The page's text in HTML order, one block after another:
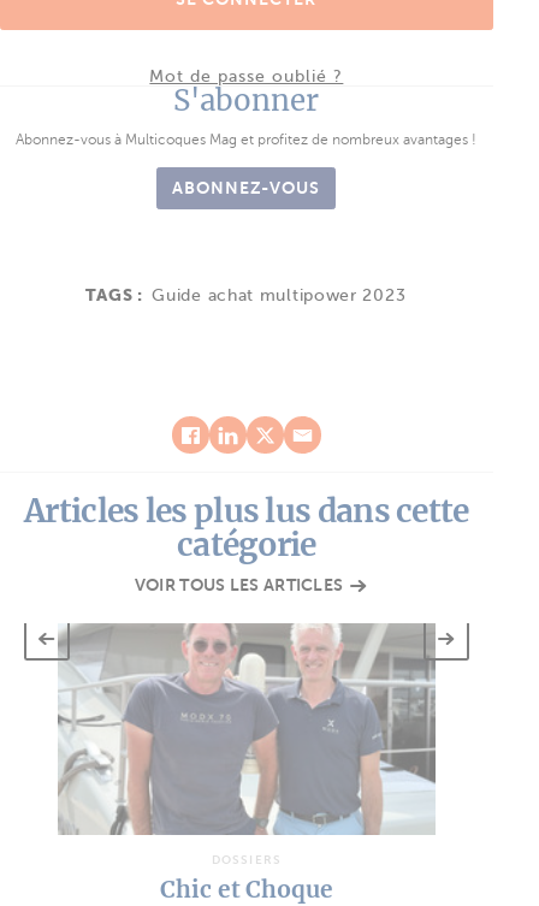
Mot de passe oublié ?
S'abonner
Abonnez-vous à Multicoques Mag et profitez de nombreux avantages !
ABONNEZ-VOUS
TAGS : Guide achat multipower 2023
Articles les plus lus dans cette
catégorie
VOIR TOUS LES ARTICLES
FP51